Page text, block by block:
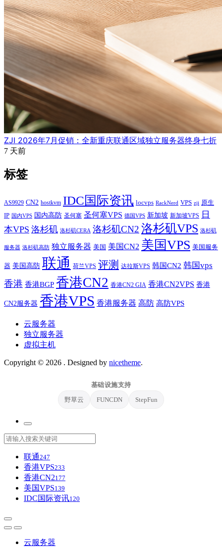
ZJI 2026年7月促销：全新重庆联通区域独立服务器终身七折
7 天前
标签
AS9929 CN2 hostkvm IDC国际资讯 locvps RackNerd VPS zji 原生
IP 国内VPS 国内高防 圣何塞 圣何塞VPS 德国VPS 新加坡 新加坡VPS 日
本VPS 洛杉矶 洛杉矶CERA 洛杉矶CN2 洛杉矶VPS 洛杉矶
服务器 洛杉矶高防 独立服务器 美国 美国CN2 美国VPS 美国服务
器 美国高防 联通 荷兰VPS 评测 达拉斯VPS 韩国CN2 韩国vps
香港 香港BGP 香港CN2 香港CN2 GIA 香港CN2VPS 香港
CN2服务器 香港VPS 香港服务器 高防 高防VPS
云服务器
独立服务器
虚拟主机
Copyright © 2026 . Designed by nicetheme.
基础设施支持
野草云
FUNCDN StepFun
联通247
香港VPS233
香港CN2177
美国VPS139
IDC国际资讯120
云服务器